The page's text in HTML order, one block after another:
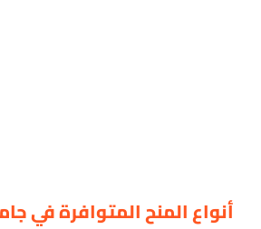
أنواع المنح المتوافرة في